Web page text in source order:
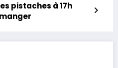
pistaches à 17h